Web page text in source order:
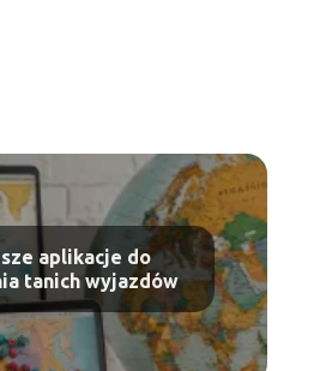
aplikacje do
tanich wyjazdów